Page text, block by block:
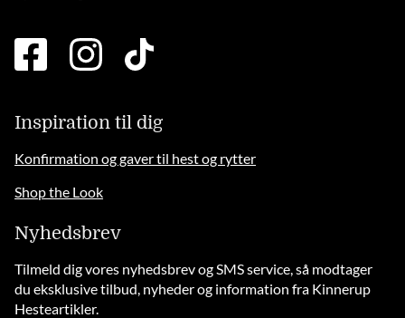
facebook
square
instagramtiktok
Inspiration til dig
Konfirmation og gaver til hest og rytter
Shop the Look
Nyhedsbrev
Tilmeld dig vores nyhedsbrev og SMS service, så modtager
du eksklusive tilbud, nyheder og information fra Kinnerup
Hesteartikler.